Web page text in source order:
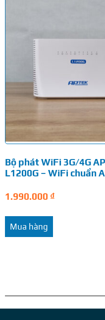
Bộ phát WiFi 3G/4G
L1200G – WiFi chuẩn
1.990.000 ₫
Mua hàng